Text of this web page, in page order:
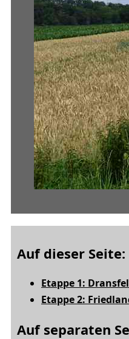
Auf dieser Seite:
Etappe 1:
Etappe 2:
Auf separaten